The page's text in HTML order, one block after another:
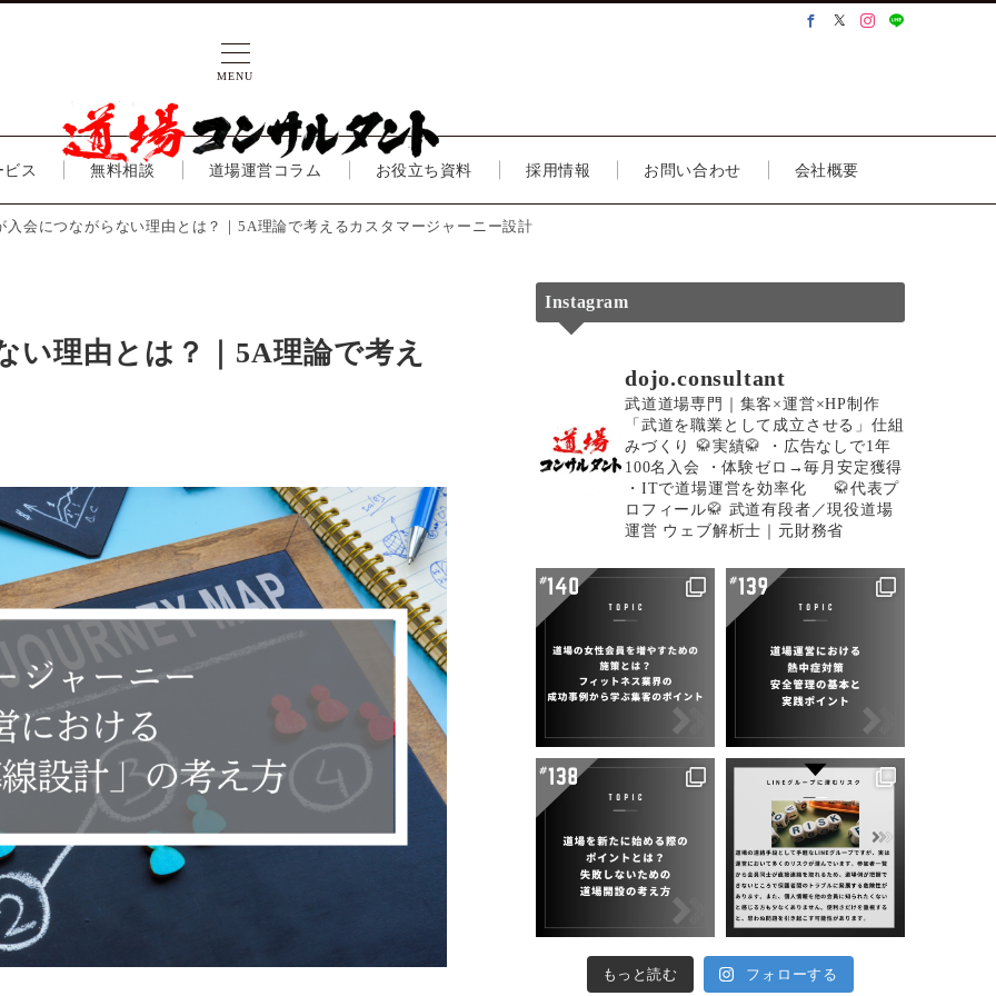
MENU
ビス 無料相談 道場運営コラム お役立ち資料 採用情報 お問い合わせ 会社概要
入会につながらない理由とは？｜5A理論で考えるカスタマージャーニー設計
い理由とは？｜5A理論で考え
Instagram
dojo.consultant
武道道場専門｜集客×運営×HP制作
「武道を職業として成立させる」仕組
みづくり 🥋実績🥋
・広告なしで1年
100名入会
・体験ゼロ→毎月安定獲得
・ITで道場運営を効率化
🥋代表プ
ロフィール🥋 武道有段者／現役道場
運営 ウェブ解析士｜元財務省
もっと読む フォローする